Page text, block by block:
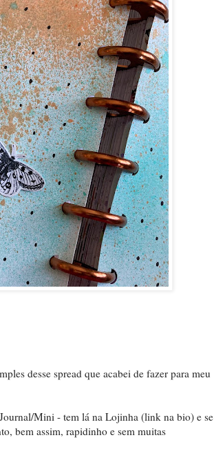
desse spread que acabei de fazer para meu
Mini - tem lá na Lojinha (link na bio) e se
bem assim, rapidinho e sem muitas